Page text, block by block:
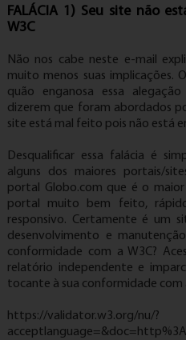
FALÁCIA 1) Seu site não
W3C
Não nos cabe neste e-mail
muito menos suas implicações.
quão enganosa essa
dizerem que foram abordados
site está mal feito pois não está
Desqualificar essa falácia é
alguns dos maiores portais/
portal Globo.com que é o
portal muito bem feito,
responsivo. Certamente é um
desenvolvimento e
conformidade com a W3C?
relatório independente e
tocante à sua conformidade com
https://validator.w3.org/nu/?